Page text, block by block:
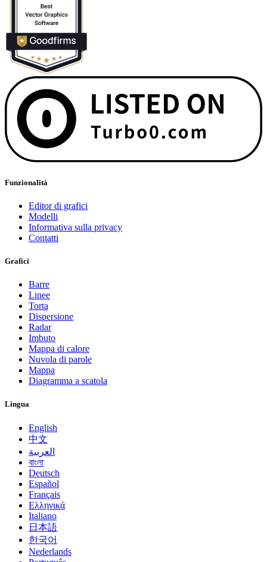
Funzionalità
Editor di grafici
Modelli
Informativa sulla privacy
Contatti
Grafici
Barre
Linee
Torta
Dispersione
Radar
Imbuto
Mappa di calore
Nuvola di parole
Mappa
Diagramma a scatola
Lingua
English
中文
العربية
বাংলা
Deutsch
Español
Français
Ελληνικά
Italiano
日本語
한국어
Nederlands